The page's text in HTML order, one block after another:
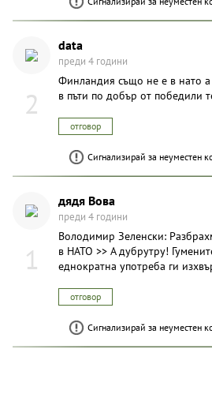
2
data
преди 4 години
Финландия също не е в нато
в пъти по добър от победили
отговор
Сигнализирай за неуместен
1
дядя Вова
преди 4 години
Володимир Зеленски:
в НАТО >> А дубрутру!
еднократна употреба ги
отговор
Сигнализирай за неуместен